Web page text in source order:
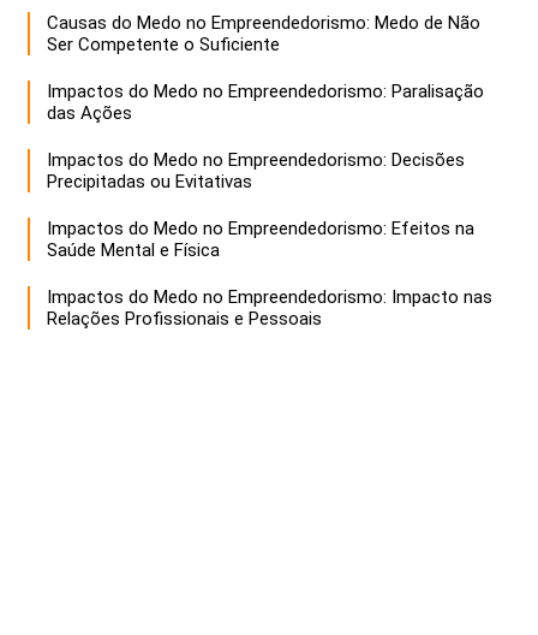
Causas do Medo no Empreendedorismo: Medo de Não
Ser Competente o Suficiente
Impactos do Medo no Empreendedorismo: Paralisação
das Ações
Impactos do Medo no Empreendedorismo: Decisões
Precipitadas ou Evitativas
Impactos do Medo no Empreendedorismo: Efeitos na
Saúde Mental e Física
Impactos do Medo no Empreendedorismo: Impacto nas
Relações Profissionais e Pessoais